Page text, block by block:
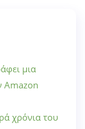
μια
Amazon
χρόνια του